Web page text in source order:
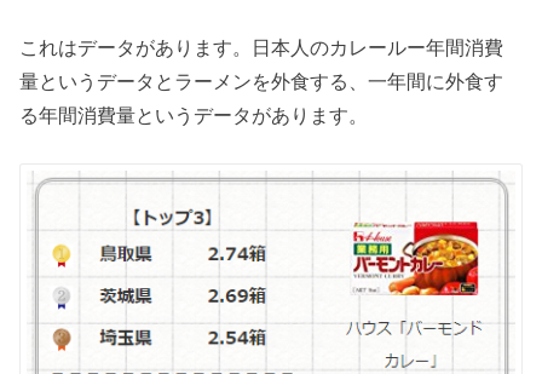
これはデータがあります。日本人のカレールー年間消費
量というデータとラーメンを外食する、一年間に外食す
る年間消費量というデータがあります。